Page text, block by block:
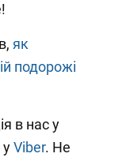
як
подорожі
в нас у
уViber. Не